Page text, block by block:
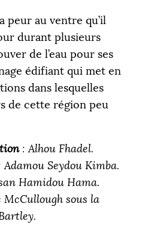
peur au ventre qu’il
durant plusieurs
de l’eau pour ses
édifiant qui met en
dans lesquelles
de cette région peu
: Alhou Fhadel.
Seydou Kimba.
Hamidou Hama.
sous la
20 000 €
PALIER 2
10000 €
PALIER 3
15000 €
UN DON